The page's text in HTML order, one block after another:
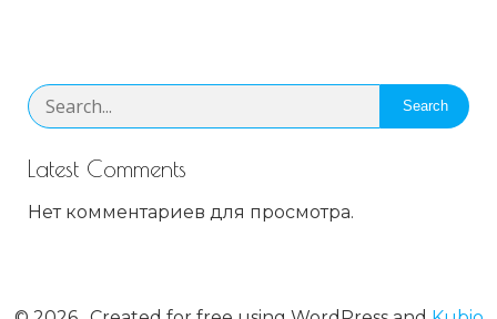
Search
Latest Comments
Нет комментариев для просмотра.